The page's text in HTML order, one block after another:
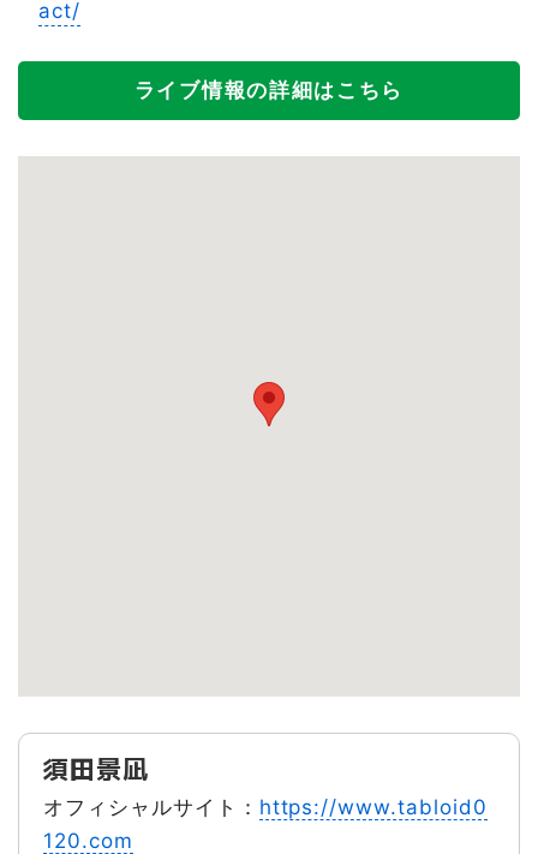
act/
ライブ情報の詳細はこちら
須田景凪
オフィシャルサイト： https://www.tabloid0
120.com